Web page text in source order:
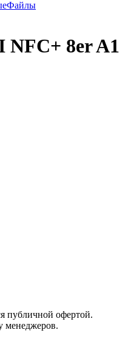
8er A1
публичной офертой.
менеджеров.